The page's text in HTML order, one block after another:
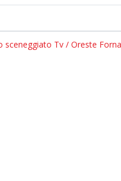
sceneggiato Tv / Oreste